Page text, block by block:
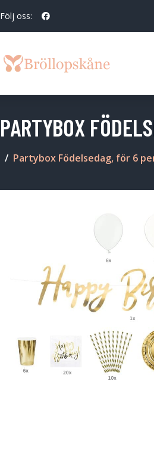
Följ oss:
PARTYBOX
Partybox Födelsedag, för 6